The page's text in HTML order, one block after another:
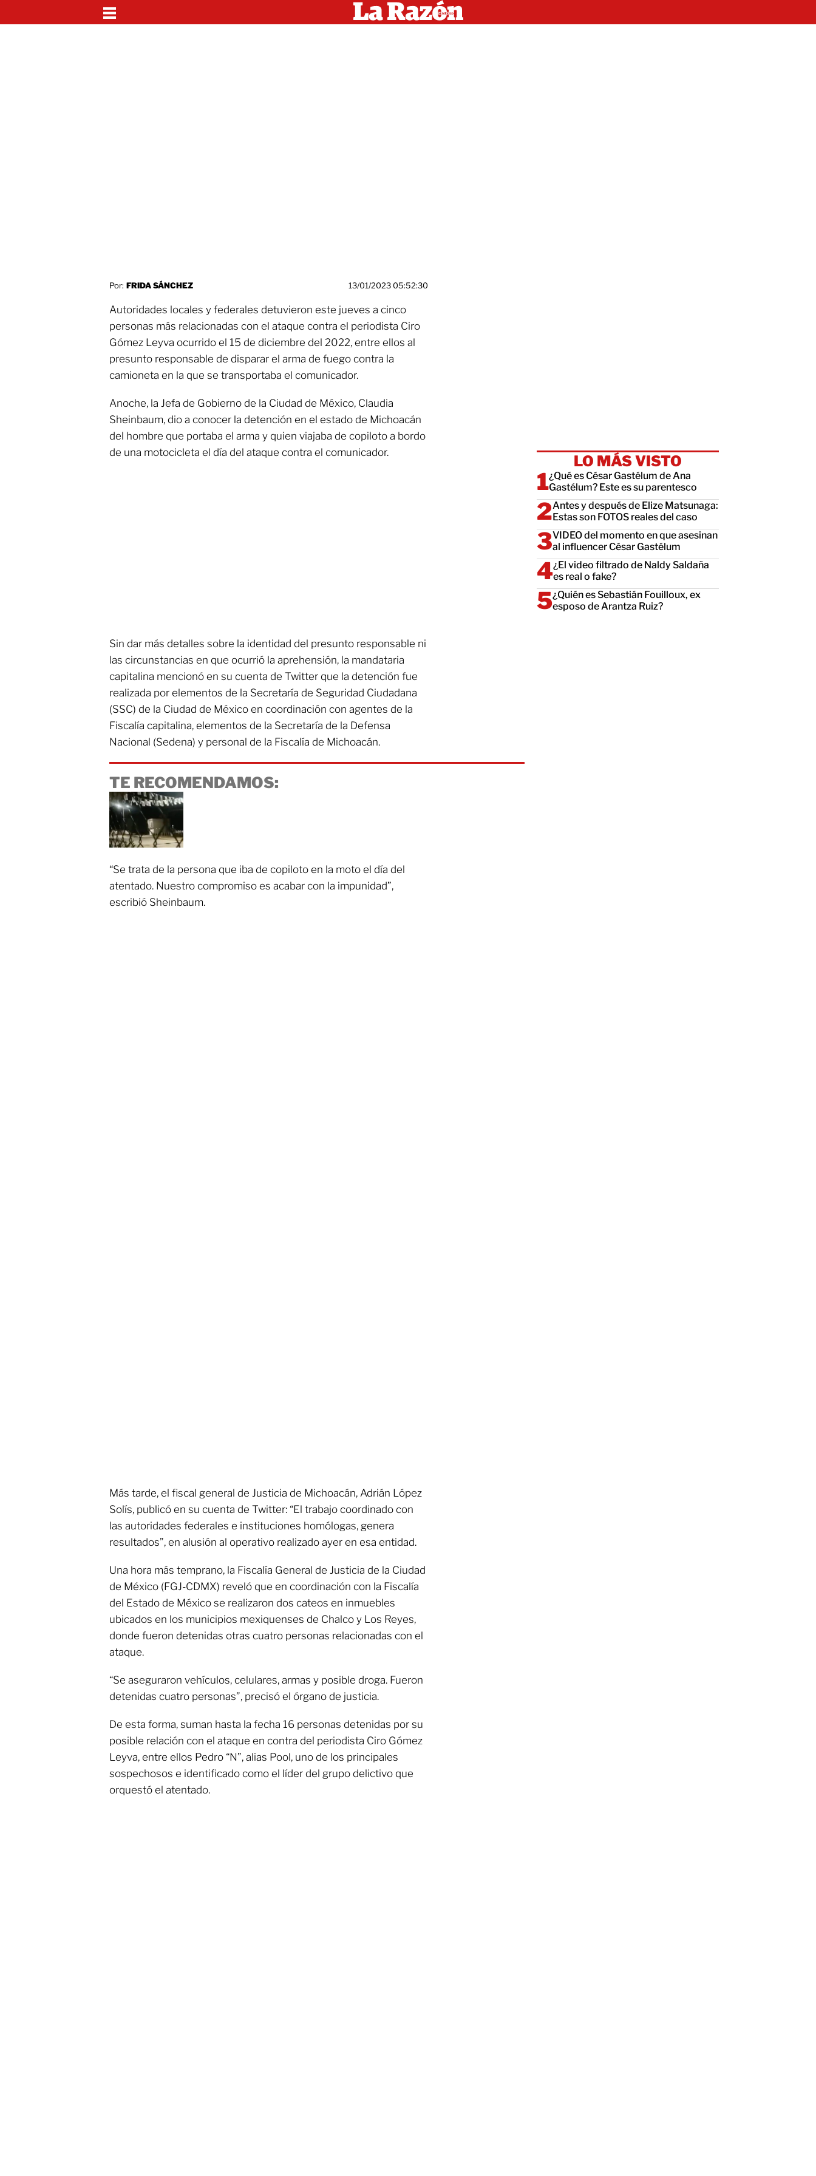
Por: FRIDA SÁNCHEZ 13/01/2023 05:52:30
Autoridades locales y federales detuvieron este jueves a cinco
personas más relacionadas con el ataque contra el periodista Ciro
Gómez Leyva ocurrido el 15 de diciembre del 2022, entre ellos al
presunto responsable de disparar el arma de fuego contra la
camioneta en la que se transportaba el comunicador.
Anoche, la Jefa de Gobierno de la Ciudad de México, Claudia
Sheinbaum, dio a conocer la detención en el estado de Michoacán
del hombre que portaba el arma y quien viajaba de copiloto a bordo
de una motocicleta el día del ataque contra el comunicador.
Sin dar más detalles sobre la identidad del presunto responsable ni
las circunstancias en que ocurrió la aprehensión, la mandataria
capitalina mencionó en su cuenta de Twitter que la detención fue
realizada por elementos de la Secretaría de Seguridad Ciudadana
(SSC) de la Ciudad de México en coordinación con agentes de la
Fiscalía capitalina, elementos de la Secretaría de la Defensa
Nacional (Sedena) y personal de la Fiscalía de Michoacán.
TE RECOMENDAMOS:
“Se trata de la persona que iba de copiloto en la moto el día del
atentado. Nuestro compromiso es acabar con la impunidad”,
escribió Sheinbaum.
Más tarde, el fiscal general de Justicia de Michoacán, Adrián López
Solís, publicó en su cuenta de Twitter: “El trabajo coordinado con
las autoridades federales e instituciones homólogas, genera
resultados”, en alusión al operativo realizado ayer en esa entidad.
Una hora más temprano, la Fiscalía General de Justicia de la Ciudad
de México (FGJ-CDMX) reveló que en coordinación con la Fiscalía
del Estado de México se realizaron dos cateos en inmuebles
ubicados en los municipios mexiquenses de Chalco y Los Reyes,
donde fueron detenidas otras cuatro personas relacionadas con el
ataque.
“Se aseguraron vehículos, celulares, armas y posible droga. Fueron
detenidas cuatro personas”, precisó el órgano de justicia.
De esta forma, suman hasta la fecha 16 personas detenidas por su
posible relación con el ataque en contra del periodista Ciro Gómez
Leyva, entre ellos Pedro “N”, alias Pool, uno de los principales
sospechosos e identificado como el líder del grupo delictivo que
orquestó el atentado.
LO MÁS VISTO
¿Qué es César Gastélum de Ana
Gastélum? Este es su parentesco
Antes y después de Elize Matsunaga:
Estas son FOTOS reales del caso
VIDEO del momento en que asesinan
al influencer César Gastélum
¿El video filtrado de Naldy Saldaña
es real o fake?
¿Quién es Sebastián Fouilloux, ex
esposo de Arantza Ruiz?